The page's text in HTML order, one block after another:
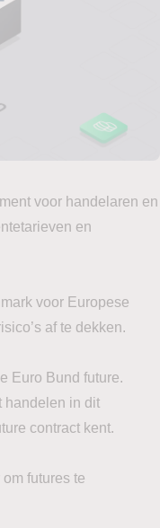
voor handelaren en
en
voor Europese
af te dekken.
Euro Bund future.
handelen in dit
contract kent.
futures te